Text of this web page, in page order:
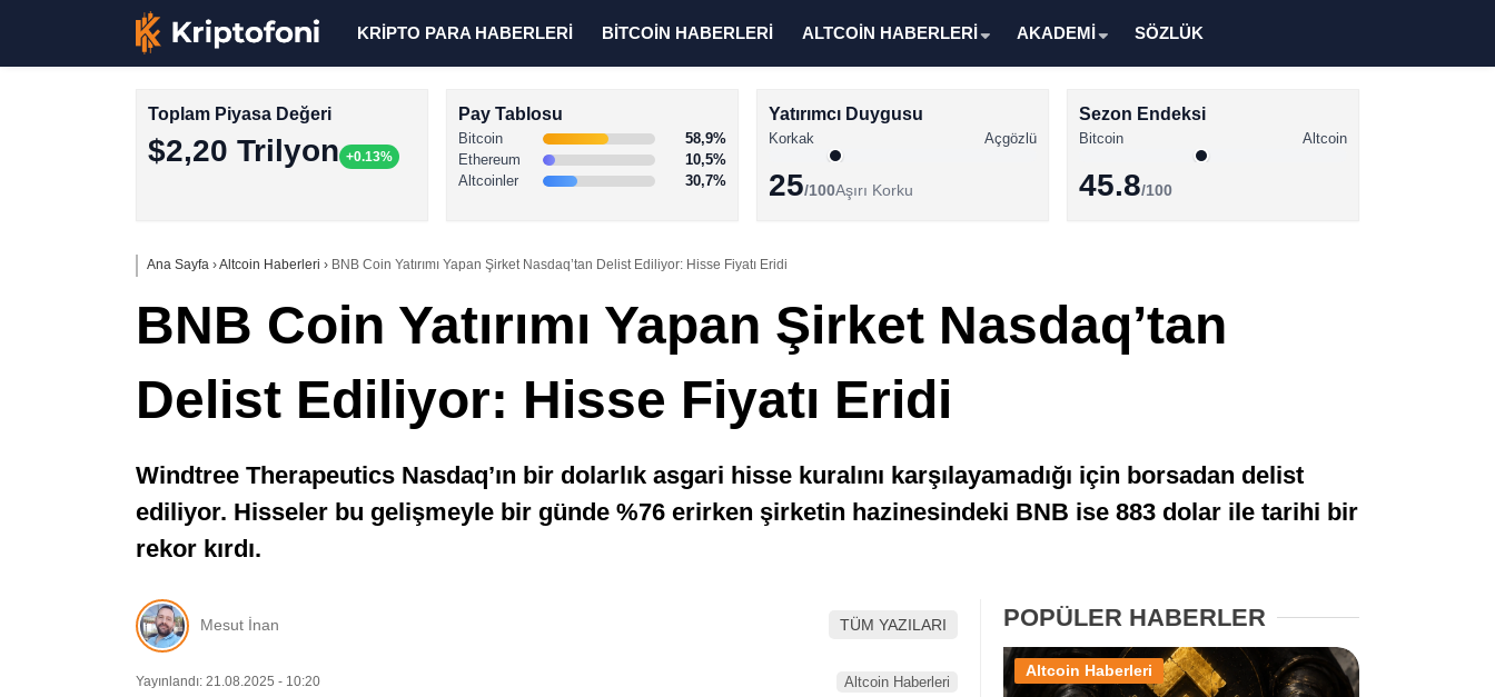
Facebook
KRİPTO PARA HABERLERİ BİTCOİN HABERLERİ ALTCOİN HABERLERİ AKADEMİ SÖZLÜK
Toplam Piyasa Değeri
$2,20 Trilyon +0.13%
Pay Tablosu
Bitcoin
58,9%
Ethereum
10,5%
Altcoinler
30,7%
Yatırımcı Duygusu
Korkak Açgözlü
25/100Aşırı Korku
Sezon Endeksi
Bitcoin Altcoin
45.8/100
Ana Sayfa ›Altcoin Haberleri › BNB Coin Yatırımı Yapan Şirket Nasdaq’tan Delist Ediliyor: Hisse Fiyatı Eridi
BNB Coin Yatırımı Yapan Şirket Nasdaq’tan
Delist Ediliyor: Hisse Fiyatı Eridi
Windtree Therapeutics Nasdaq’ın bir dolarlık asgari hisse kuralını karşılayamadığı için borsadan delist
ediliyor. Hisseler bu gelişmeyle bir günde %76 erirken şirketin hazinesindeki BNB ise 883 dolar ile tarihi bir
rekor kırdı.
Mesut İnan TÜM YAZILARI
Yayınlandı: 21.08.2025 - 10:20 Altcoin Haberleri
POPÜLER HABERLER
Altcoin Haberleri